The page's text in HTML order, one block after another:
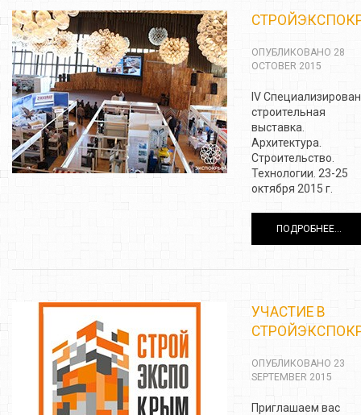
ОПУБЛИКОВАНО 28
OCTOBER 2015
IV
строительная
выставка.
Архитектура.
Строительство.
Технологии. 23-25
октября 2015 г.
ПОДРОБНЕЕ...
УЧАСТИЕ В
ОПУБЛИКОВАНО 23
SEPTEMBER 2015
Приглашаем вас